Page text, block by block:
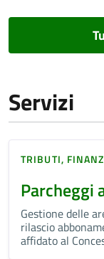
Servizi
TRIBUTI,
Parcheggi
Gestione delle
rilascio
affidato al